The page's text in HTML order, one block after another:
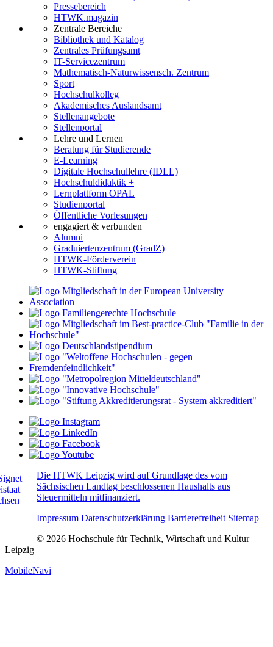
Pressebereich
HTWK.magazin
Zentrale Bereiche
Bibliothek und Katalog
Zentrales Prüfungsamt
IT-Servicezentrum
Mathematisch-Naturwissensch. Zentrum
Sport
Hochschulkolleg
Akademisches Auslandsamt
Stellenangebote
Stellenportal
Lehre und Lernen
Beratung für Studierende
E-Learning
Digitale Hochschullehre (IDLL)
Hochschuldidaktik +
Lernplattform OPAL
Studienportal
Öffentliche Vorlesungen
engagiert & verbunden
Alumni
Graduiertenzentrum (GradZ)
HTWK-Förderverein
HTWK-Stiftung
Die HTWK Leipzig wird auf Grundlage des vom
Sächsischen Landtag beschlossenen Haushalts aus
Steuermitteln mitfinanziert.
Impressum Datenschutzerklärung Barrierefreiheit Sitemap
© 2026 Hochschule für Technik, Wirtschaft und Kultur
Leipzig
MobileNavi